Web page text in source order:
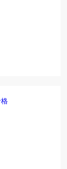
布行业的熔
丝板等熔喷
具烘箱以及